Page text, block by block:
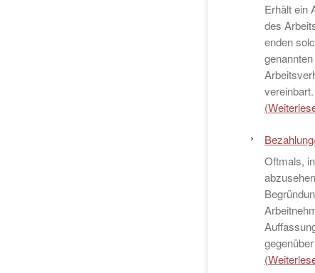
Erhält ein
des
enden
Oftmals,